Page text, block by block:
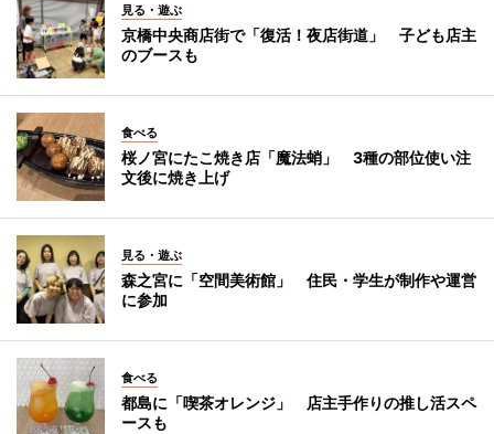
見る・遊ぶ
京橋中央商店街で「復活！夜店街道」 子ども店主
のブースも
食べる
桜ノ宮にたこ焼き店「魔法蛸」 3種の部位使い注
文後に焼き上げ
見る・遊ぶ
森之宮に「空間美術館」 住民・学生が制作や運営
に参加
食べる
都島に「喫茶オレンジ」 店主手作りの推し活スペ
ースも